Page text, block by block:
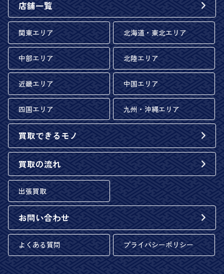
店舗一覧
関東エリア 北海道・東北エリア
中部エリア 北陸エリア
近畿エリア 中国エリア
四国エリア 九州・沖縄エリア
買取できるモノ
買取の流れ
出張買取
お問い合わせ
よくある質問 プライバシーポリシー